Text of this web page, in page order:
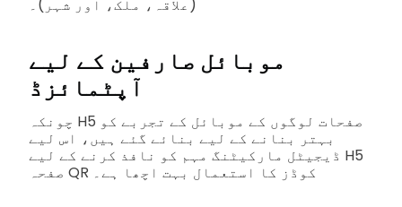
موبائل صارفین کے لیے
آپٹمائزڈ
چونکہ H5 صفحات لوگوں کے موبائل کے تجربے کو
بہتر بنانے کے لیے بنائے گئے ہیں، اس لیے
ڈیجیٹل مارکیٹنگ مہم کو نافذ کرنے کے لیے H5
صفحہ QR کوڈز کا استعمال بہت اچھا ہے۔